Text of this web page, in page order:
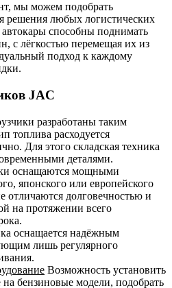
мы можем подобрать
решения любых логистических
способны поднимать
с лёгкостью перемещая их из
подход к каждому
JAC
разработаны таким
топлива расходуется
Для этого складская техника
деталями.
оснащаются мощными
японского или европейского
отличаются долговечностью и
на протяжении всего
оснащается надёжным
лишь регулярного
Возможность установить
на бензиновые модели, подобрать